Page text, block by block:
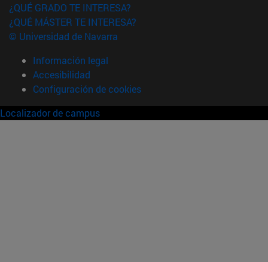
¿QUÉ GRADO TE INTERESA?
¿QUÉ MÁSTER TE INTERESA?
© Universidad de Navarra
Información legal
Accesibilidad
Configuración de cookies
Localizador de campus